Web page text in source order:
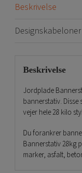
Beskrivelse
Designskabeloner
Beskrivelse
Jordplade
bannerstativ.
vejer hele 28 kilo
Du forankrer
Bannerstativ 28kg
marker, asfalt,